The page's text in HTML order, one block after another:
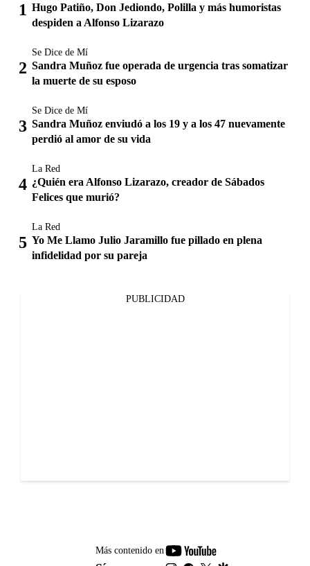
Hugo Patiño, Don Jediondo, Polilla y más humoristas
despiden a Alfonso Lizarazo
Se Dice de Mí
Sandra Muñoz fue operada de urgencia tras somatizar
la muerte de su esposo
Se Dice de Mí
Sandra Muñoz enviudó a los 19 y a los 47 nuevamente
perdió al amor de su vida
La Red
¿Quién era Alfonso Lizarazo, creador de Sábados
Felices que murió?
La Red
Yo Me Llamo Julio Jaramillo fue pillado en plena
infidelidad por su pareja
PUBLICIDAD
Más contenido en
youtube-
footer